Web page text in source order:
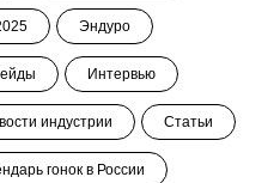
Эндуро
Интервью
индустрии Статьи
гонок в России